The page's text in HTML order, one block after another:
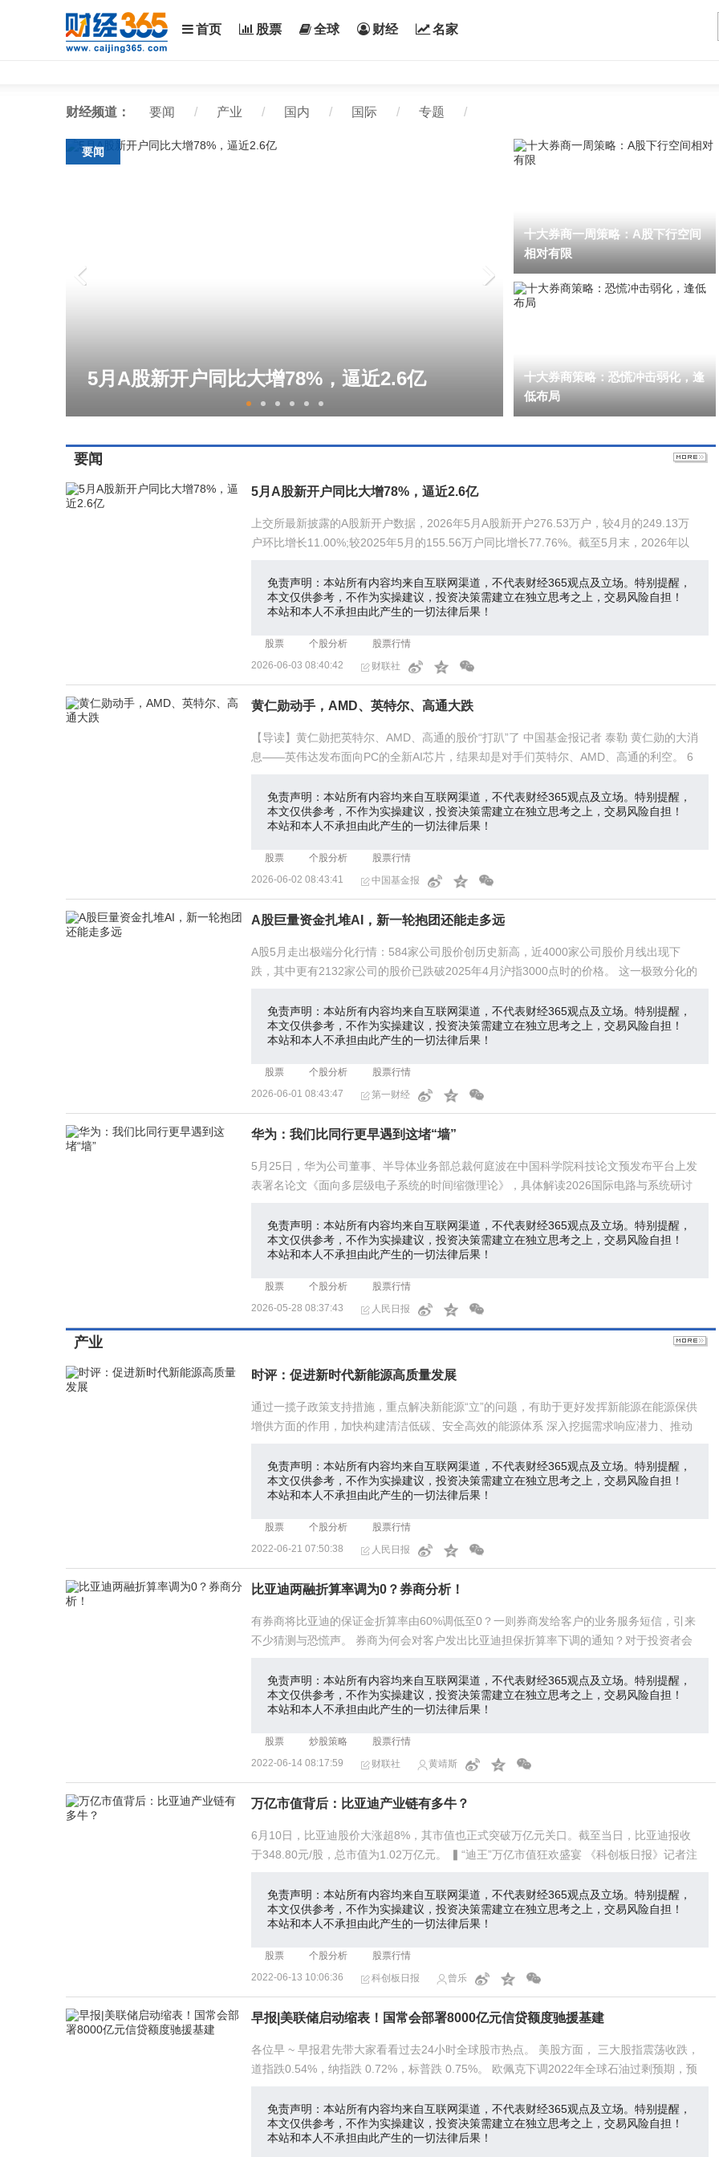
首页 股票 全球 财经 名家
财经频道： 要闻 / 产业 / 国内 / 国际 / 专题 /
要闻
5月A股新开户同比大增78%，逼近2.6亿
十大券商一周策略：A股下行空间
相对有限
十大券商策略：恐慌冲击弱化，逢
低布局
要闻
5月A股新开户同比大增78%，逼近2.6亿
上交所最新披露的A股新开户数据，2026年5月A股新开户276.53万户，较4月的249.13万
户环比增长11.00%;较2025年5月的155.56万户同比增长77.76%。截至5月末，2026年以
免责声明：本站所有内容均来自互联网渠道，不代表财经365观点及立场。特别提醒，
本文仅供参考，不作为实操建议，投资决策需建立在独立思考之上，交易风险自担！
本站和本人不承担由此产生的一切法律后果！
股票 个股分析
股票行情
2026-06-03 08:40:42
财联社
黄仁勋动手，AMD、英特尔、高通大跌
【导读】黄仁勋把英特尔、AMD、高通的股价“打趴”了 中国基金报记者 泰勒 黄仁勋的大消
息——英伟达发布面向PC的全新AI芯片，结果却是对手们英特尔、AMD、高通的利空。 6
免责声明：本站所有内容均来自互联网渠道，不代表财经365观点及立场。特别提醒，
本文仅供参考，不作为实操建议，投资决策需建立在独立思考之上，交易风险自担！
本站和本人不承担由此产生的一切法律后果！
股票 个股分析
股票行情
2026-06-02 08:43:41
中国基金报
A股巨量资金扎堆AI，新一轮抱团还能走多远
A股5月走出极端分化行情：584家公司股价创历史新高，近4000家公司股价月线出现下
跌，其中更有2132家公司的股价已跌破2025年4月沪指3000点时的价格。 这一极致分化的
免责声明：本站所有内容均来自互联网渠道，不代表财经365观点及立场。特别提醒，
本文仅供参考，不作为实操建议，投资决策需建立在独立思考之上，交易风险自担！
本站和本人不承担由此产生的一切法律后果！
股票 个股分析
股票行情
2026-06-01 08:43:47
第一财经
华为：我们比同行更早遇到这堵“墙”
5月25日，华为公司董事、半导体业务部总裁何庭波在中国科学院科技论文预发布平台上发
表署名论文《面向多层级电子系统的时间缩微理论》，具体解读2026国际电路与系统研讨
免责声明：本站所有内容均来自互联网渠道，不代表财经365观点及立场。特别提醒，
本文仅供参考，不作为实操建议，投资决策需建立在独立思考之上，交易风险自担！
本站和本人不承担由此产生的一切法律后果！
股票 个股分析
股票行情
2026-05-28 08:37:43
人民日报
产业
时评：促进新时代新能源高质量发展
通过一揽子政策支持措施，重点解决新能源“立”的问题，有助于更好发挥新能源在能源保供
增供方面的作用，加快构建清洁低碳、安全高效的能源体系 深入挖掘需求响应潜力、推动
免责声明：本站所有内容均来自互联网渠道，不代表财经365观点及立场。特别提醒，
本文仅供参考，不作为实操建议，投资决策需建立在独立思考之上，交易风险自担！
本站和本人不承担由此产生的一切法律后果！
股票 个股分析
股票行情
2022-06-21 07:50:38
人民日报
比亚迪两融折算率调为0？券商分析！
有券商将比亚迪的保证金折算率由60%调低至0？一则券商发给客户的业务服务短信，引来
不少猜测与恐慌声。 券商为何会对客户发出比亚迪担保折算率下调的通知？对于投资者会
免责声明：本站所有内容均来自互联网渠道，不代表财经365观点及立场。特别提醒，
本文仅供参考，不作为实操建议，投资决策需建立在独立思考之上，交易风险自担！
本站和本人不承担由此产生的一切法律后果！
股票 炒股策略
股票行情
2022-06-14 08:17:59
财联社 黄靖斯
万亿市值背后：比亚迪产业链有多牛？
6月10日，比亚迪股价大涨超8%，其市值也正式突破万亿元关口。截至当日，比亚迪报收
于348.80元/股，总市值为1.02万亿元。 ▍“迪王”万亿市值狂欢盛宴 《科创板日报》记者注
免责声明：本站所有内容均来自互联网渠道，不代表财经365观点及立场。特别提醒，
本文仅供参考，不作为实操建议，投资决策需建立在独立思考之上，交易风险自担！
本站和本人不承担由此产生的一切法律后果！
股票 个股分析
股票行情
2022-06-13 10:06:36
科创板日报 曾乐
早报|美联储启动缩表！国常会部署8000亿元信贷额度驰援基建
各位早 ~ 早报君先带大家看看过去24小时全球股市热点。 美股方面， 三大股指震荡收跌，
道指跌0.54%，纳指跌 0.72%，标普跌 0.75%。 欧佩克下调2022年全球石油过剩预期，预
免责声明：本站所有内容均来自互联网渠道，不代表财经365观点及立场。特别提醒，
本文仅供参考，不作为实操建议，投资决策需建立在独立思考之上，交易风险自担！
本站和本人不承担由此产生的一切法律后果！